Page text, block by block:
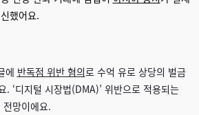
했어요.
에 반독점 위반 혐의 로 수억 유로 상당의 벌금
. ‘디지털 시장법(DMA)’ 위반으로 적용되는
망이에요.